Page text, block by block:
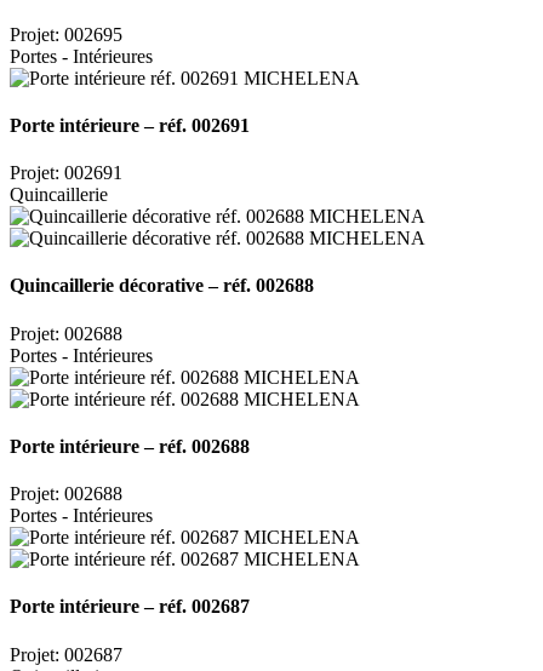
Projet: 002695
Portes - Intérieures
Porte intérieure – réf. 002691
Projet: 002691
Quincaillerie
Quincaillerie décorative – réf. 002688
Projet: 002688
Portes - Intérieures
Porte intérieure – réf. 002688
Projet: 002688
Portes - Intérieures
Porte intérieure – réf. 002687
Projet: 002687